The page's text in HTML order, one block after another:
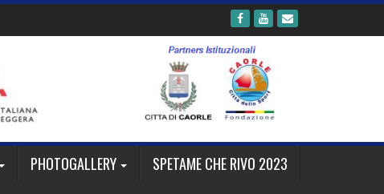
PHOTOGALLERY
SPETAME CHE RIVO 2023